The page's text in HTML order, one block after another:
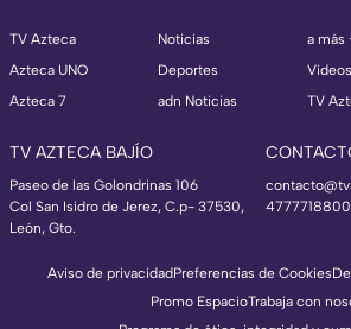
TV Azteca
Azteca UNO
Azteca 7
Noticias
Deportes
adn Noticias
a más
Videos
TV
TV AZTECA BAJÍO
Paseo de las Golondrinas 106
Col San Isidro de Jerez, C.p- 37530,
León, Gto.
Aviso de privacidadPreferencias de Cookies
Promo EspacioTrabaja con